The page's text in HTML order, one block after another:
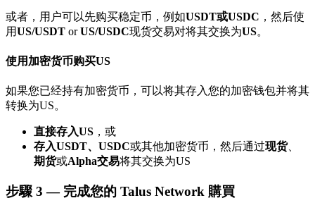
合夥人計劃
或者，用户可以先购买稳定币，例如USDT或USDC ，然后使
用US/USDT orUS/USDC现货交易对将其交换为US。
使用加密货币购买US
如果您已经持有加密货币，可以将其存入您的加密钱包并将其
转换为US。
直接存入US ，或
存入USDT、USDC或其他加密货币，然后通过现货、
期货或Alpha交易将其交换为US
步驟 3 — 完成您的 Talus Network 購買